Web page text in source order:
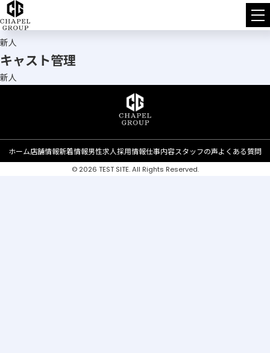
チ
ャ
ペ
ル
HOME
キャスト管理
新人
キャスト管理
新人
ホーム店舗情報新着情報男性求人採用情報仕事内容スタッフの声よくある質問
© 2026 TEST SITE. All Rights Reserved.